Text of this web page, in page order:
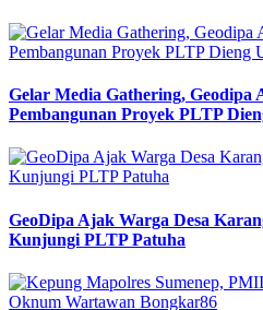
Gelar Media Gathering, Geodipa
Pembangunan Proyek PLTP
GeoDipa Ajak Warga Desa
Kunjungi PLTP Patuha